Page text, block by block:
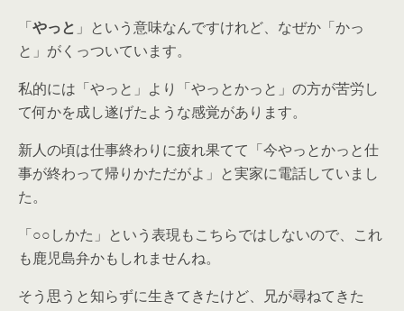
「やっと 」という意味なんですけれど、なぜか「かっ
と」がくっついています。
私的には「やっと」より「やっとかっと」の方が苦労し
て何かを成し遂げたような感覚があります。
新人の頃は仕事終わりに疲れ果てて「今やっとかっと仕
事が終わって帰りかただがよ」と実家に電話していまし
た。
「○○しかた」という表現もこちらではしないので、これ
も鹿児島弁かもしれませんね。
そう思うと知らずに生きてきたけど、兄が尋ねてきた